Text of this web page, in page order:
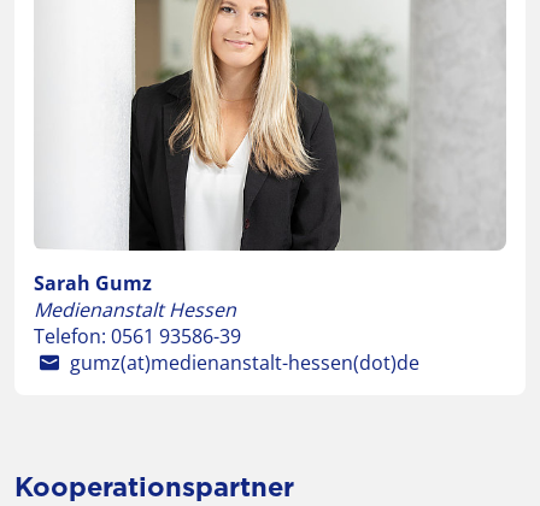
Sarah Gumz
Medienanstalt Hessen
Telefon: 0561 93586-39
gumz(at)medienanstalt-hessen(dot)de
Kooperationspartner